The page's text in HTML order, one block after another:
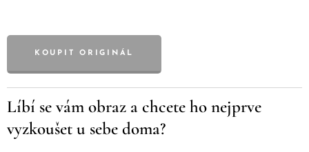
KOUPIT ORIGINÁL
Líbí se vám obraz a chcete ho nejprve
vyzkoušet u sebe doma?